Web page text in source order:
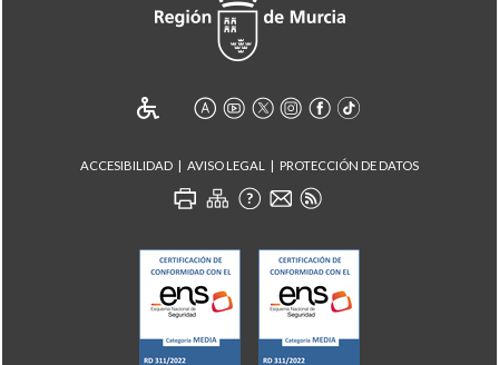
ACCESIBILIDAD AVISO LEGAL PROTECCIÓN DE DATOS